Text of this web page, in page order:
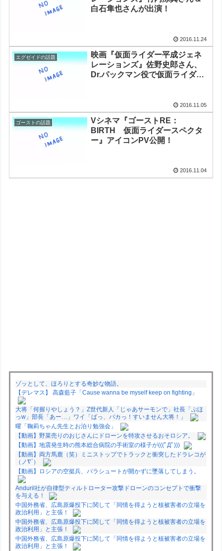
白石隼也さんが出演！
2016.11.24
エグゼイドの話題
映画『仮面ライダー平成ジェネ
レーションズ』佐野史郎さん、
Dr.パックマン役で仮面ライダー
2016.11.05
ゴーストの話題
Vシネマ『ゴーストRE：
BIRTH 仮面ライダースペクタ
ー』アイコンPV公開！
2016.11.04
ゾッとして、ほろりとする奇妙な物語。
【デレマス】 高森藍子「Cause wanna be myself keep on fighting」
大将「何握りやしょう？」Z世代新人「じゃあサーモンで」社長「ぶほ
っw」部長「あー…」ワイ「ばっ、バカっ！すいません大将！」
曜「鞠莉ちゃん先生とお泊り勉強会」
【動画】野菜売りのおじさんにドローンを特攻させるおそロシア。
【動画】地震発生時の熊本総合病院の手術室の様子が(((ﾟДﾟ)))
【動画】両方馬鹿（笑）ミニストップでトラックと衝突したドラレコが
（ノ∇`）
【動画】ロシアの空挺兵、パラシュートが開かずに墜落してしまう。
Anduril社が自律型ティルトローター攻撃ドローンのコンセプトで衝撃
を与える！
中国外務省、広島原爆投下に関して「同情を得ようと核被害者の立場を
政治利用」と主張！
中国外務省、広島原爆投下に関して「同情を得ようと核被害者の立場を
政治利用」と主張！
中国外務省、広島原爆投下に関して「同情を得ようと核被害者の立場を
政治利用」と主張！